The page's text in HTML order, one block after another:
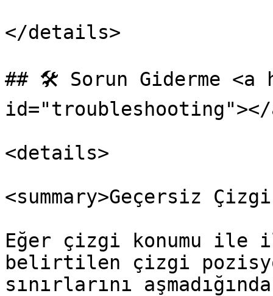
</details>
## 🛠️ Sorun Giderme
id="troubleshooting"></
<details>
<summary>Geçersiz Çizgi
Eğer çizgi konumu
belirtilen çizgi
sınırlarını